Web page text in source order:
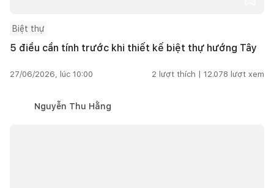
Biệt thự
5 điều cần tính trước khi thiết kế biệt thự hướng Tây
27/06/2026, lúc 10:00 2 lượt thích | 12.078 lượt xem
Nguyễn Thu Hằng